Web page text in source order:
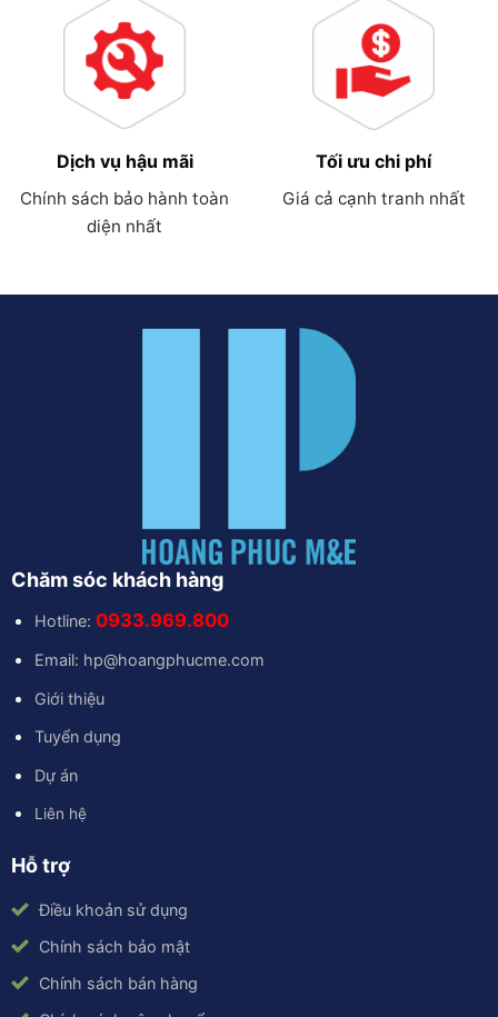
Dịch vụ hậu mãi
Chính sách bảo hành toàn
diện nhất
Tối ưu chi phí
Giá cả cạnh tranh nhất
Chăm sóc khách hàng
Hotline: 0933.969.800
Email: hp@hoangphucme.com
Giới thiệu
Tuyển dụng
Dự án
Liên hệ
Hỗ trợ
Điều khoản sử dụng
Chính sách bảo mật
Chính sách bán hàng